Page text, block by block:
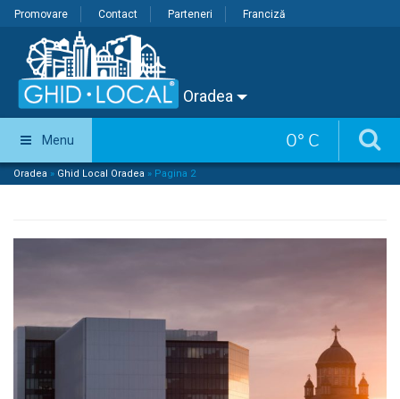
Promovare Contact Parteneri Franciză
Oradea
0° C
Menu
Oradea » Ghid Local Oradea » Pagina 2